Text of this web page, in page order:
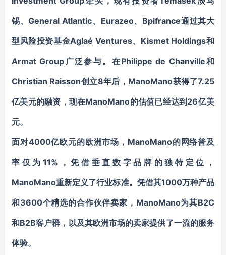
锡、General Atlantic、Eurazeo、Bpifrance通过其大
型风险投资基金Aglaé Ventures、Kismet Holdings和
Armat Group广泛参与。在Philippe de Chanville和
Christian Raisson创立8年后，ManoMano获得了7.25
亿美元的融资，现在ManoMano的估值已经达到26亿美
元。
面对4000亿欧元的欧洲市场，ManoMano的网络普及
率仅为11%，凭借垂直数字品牌的独特定位，
ManoMano重新定义了行业标准。凭借其1000万种产品
和3600个精选的合作伙伴卖家，ManoMano为其B2C
和B2B客户群，以及其欧洲市场的卖家提供了一流的服务
体验。